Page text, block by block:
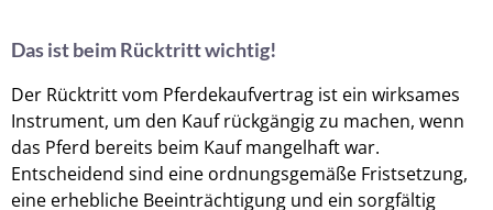
Das ist beim Rücktritt wichtig!
Der Rücktritt vom Pferdekaufvertrag ist ein wirksames
Instrument, um den Kauf rückgängig zu machen, wenn
das Pferd bereits beim Kauf mangelhaft war.
Entscheidend sind eine ordnungsgemäße Fristsetzung,
eine erhebliche Beeinträchtigung und ein sorgfältig